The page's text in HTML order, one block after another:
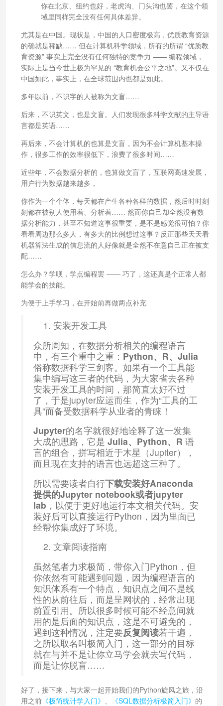
你在北京、纽约也好，老虎沟、门头沟也罢，在这个领
域里同样完全没有任何具体差异。
尤其是在中国。现状是，中国的人口密度极高，优质教育资源
的确就是稀缺…… 但在计算机科学领域，所有的所谓 “优质教
育资源” 事实上完全没有任何独特的竞争力 —— 编程领域，
实际上是当今世上极为罕见的 “教育机会公平之地”。又不仅在
中国如此，事实上，在全球范围内也都是如此。
多年以前，不识字的人被称为文盲……
后来，不识英文，也是文盲。人们发现很多科学文献的主导语
言都是英语……
再后来，不会计算机的也算是文盲，因为不会计算机基本操
作，很多工作的效率很低下，浪费了很多时间……
近些年，不会数据分析的，也算做文盲了，互联网高速发展，
用户行为数据越来越多，
你作为一个个体，每天都在产生各种各样的数据，然后时时刻
刻都在被别人使用着、分析着…… 然而你自己却全然没有数
据分析能力，甚至不知道这事很重要，是不是感觉很可怕？你
看看周边那么多人，有多大的比例想过这事？反正那些天天看
机器算法生成的信息流的人好像就是全然不在意自己正在被支
配……
怎么办？学呗，学点编程罢 —— 巧了，这还真是个正常人都
能学会的技能。
为便于上手学习，在开始前再做两点补充
安装开发工具
众所周知，在数据分析相关的编程语言
中，有三个重中之重： Python、R、Julia
俗称数据科学三剑客。如果有一个工具能
集中编写这三者的代码，为大家省去各种
安装开发工具的时间，那简直太好不过
了，于是jupyter应运而生，作为“工具的工
具”而备受数据科学从业者的青睐！
Jupyter的名字就很好地诠释了这一发集
大成的思路，它是 Julia、Python、R 语
言的组合，拼写相近于木星（Jupiter），
而且现在支持的语言也远超这三种了。
所以需要读者自行下载安装好Anaconda
提供的Jupyter notebook或者jupyter
lab ，以便于更好地运行本文相关代码。安
装好后可以直接运行Python，因为里面已
经帮你集成好了环境。
文章阅读指南
虽然笔者力求极简，带你入门Python，但
你依然有可能遇到问题，因为编程语言的
知识体系有一个特点，知识点之间不是线
性的从前往后，而是呈网状的，经常出现
前置引用。所以很多时候可能不经意间就
用的是后面的知识点，这是不可避免的，
遇到这种情况，注定要反复阅读若干遍，
之所以取名叫极简入门，这一部分的目标
就在与并不是让你立马学会就去写代码，
而是让你脱盲……
好了，接下来，与大家一起开始我们的Python旋风之旅，沿
用之前 《极简统计学入门》 、 《SQL数据分析极简入门》 的